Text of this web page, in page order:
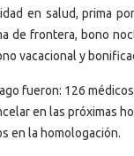
en salud, prima
de frontera, bono
vacacional y
fueron: 126
en las próximas
en la homologación.